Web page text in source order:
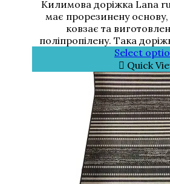
Килимова доріжка Lana
має прорезинену
ковзає та
поліпропілену. Така
Select
Quick